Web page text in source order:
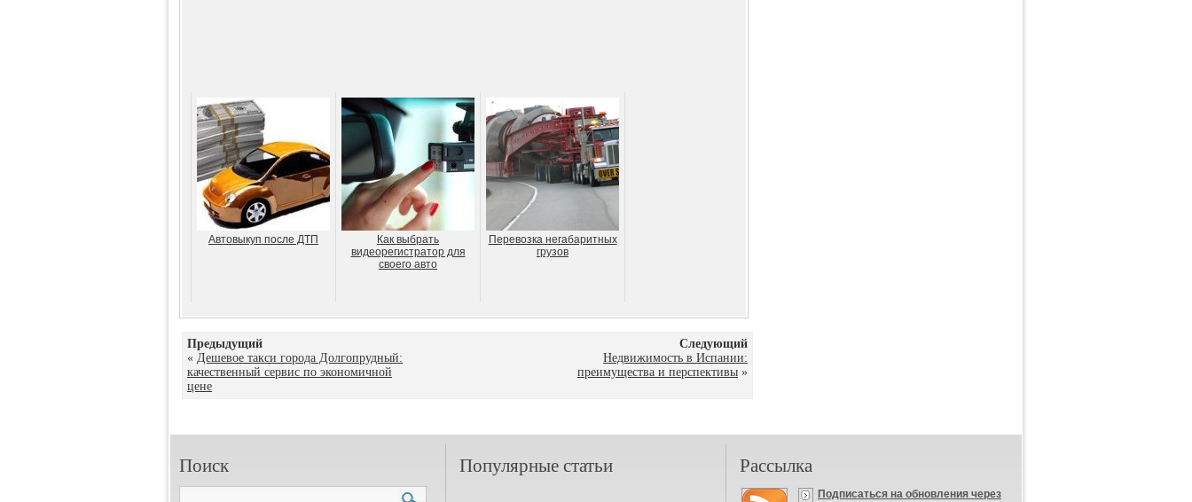
Автовыкуп после ДТП
Как выбрать
видеорегистратор для
своего авто
Перевозка негабаритных
грузов
Предыдущий
« Дешевое такси города Долгопрудный:
качественный сервис по экономичной
цене
Следующий
Недвижимость в Испании:
преимущества и перспективы »
Поиск Популярные статьи Рассылка
Подписаться на обновления через